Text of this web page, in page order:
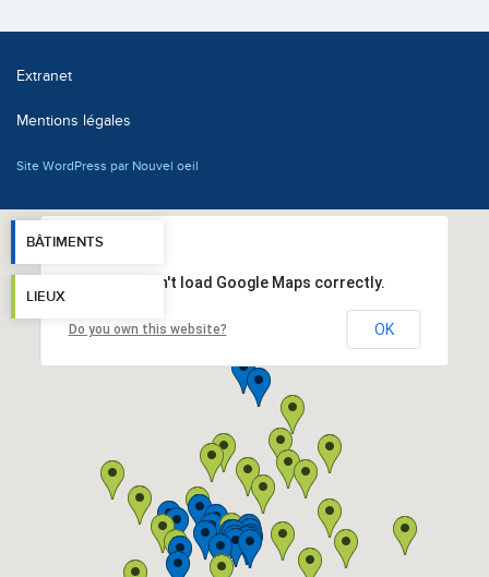
Extranet
Mentions légales
Site WordPress par Nouvel oeil
BÂTIMENTS
LIEUX
This page can't load Google Maps correctly.
Do you own this website? OK